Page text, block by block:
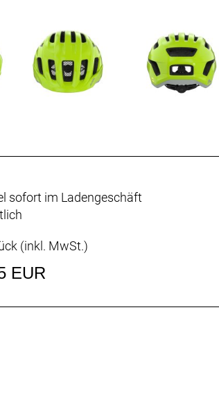
sofort im Ladengeschäft
(inkl. MwSt.)
EUR